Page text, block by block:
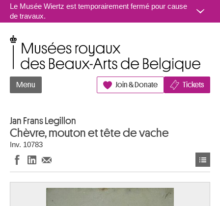
Aller au contenu
Le Musée Wiertz est temporairement fermé pour cause
de travaux.
Menu Join & Donate Tickets
Jan Frans Legillon
Chèvre, mouton et tête de vache
Inv. 10783